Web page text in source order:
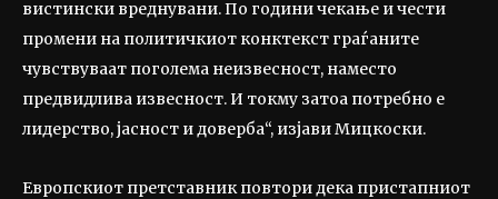
вистински вреднувани. По години чекање и чести
промени на политичкиот конктекст граѓаните
чувствуваат поголема неизвесност, наместо
предвидлива извесност. И токму затоа потребно е
лидерство, јасност и доверба“, изјави Мицкоски.
Европскиот претставник повтори дека пристапниот